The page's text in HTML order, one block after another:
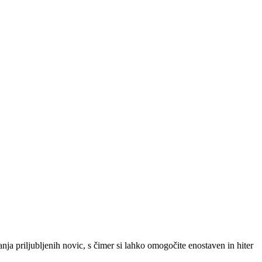
priljubljenih novic, s čimer si lahko omogočite enostaven in hiter